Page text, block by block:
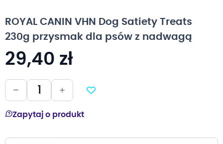
galerii
ROYAL CANIN VHN Dog Satiety Treats
230g przysmak dla psów z nadwagą
29,40 zł
Zapytaj o produkt